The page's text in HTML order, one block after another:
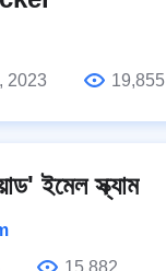
2023
19,855
ইমেল স্ক্যাম
15,882